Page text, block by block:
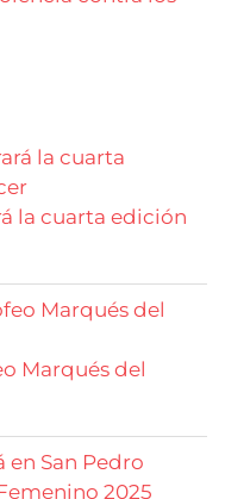
la cuarta edición
Marqués del